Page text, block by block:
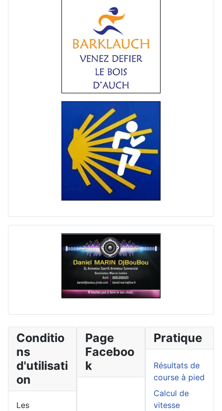
Conditio
ns
d'utilisati
on
Les
Page
Faceboo
k
Pratique
Résultats de
course à pied
Calcul de
vitesse